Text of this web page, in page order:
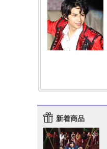
新着商品